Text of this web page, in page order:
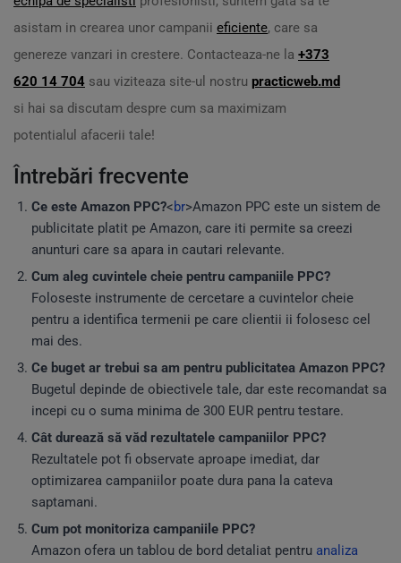
asistam in crearea unor campanii eficiente, care sa
genereze vanzari in crestere. Contacteaza-ne la +373
620 14 704 sau viziteaza site-ul nostru practicweb.md
si hai sa discutam despre cum sa maximizam
potentialul afacerii tale!
Întrebări frecvente
Ce este Amazon PPC?<br>Amazon PPC este un sistem de
publicitate platit pe Amazon, care iti permite sa creezi
anunturi care sa apara in cautari relevante.
Cum aleg cuvintele cheie pentru campaniile PPC?
Foloseste instrumente de cercetare a cuvintelor cheie
pentru a identifica termenii pe care clientii ii folosesc cel
mai des.
Ce buget ar trebui sa am pentru publicitatea Amazon PPC?
Bugetul depinde de obiectivele tale, dar este recomandat sa
incepi cu o suma minima de 300 EUR pentru testare.
Cât durează să văd rezultatele campaniilor PPC?
Rezultatele pot fi observate aproape imediat, dar
optimizarea campaniilor poate dura pana la cateva
saptamani.
Cum pot monitoriza campaniile PPC?
Amazon ofera un tablou de bord detaliat pentru analiza